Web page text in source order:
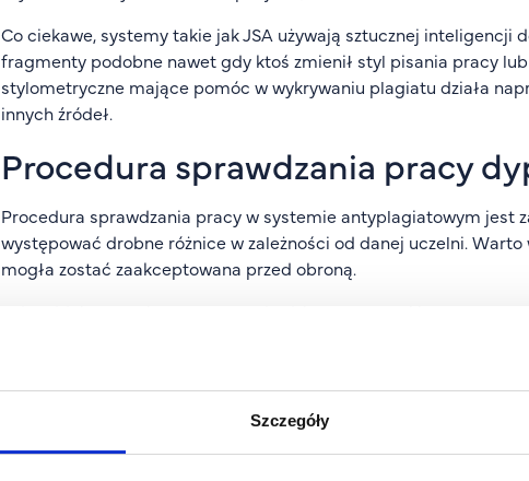
Szczegóły
Co ciekawe, systemy takie jak JSA używają sztucznej inteligencji
fragmenty podobne nawet gdy ktoś zmienił styl pisania pracy
stylometryczne mające pomóc w wykrywaniu plagiatu działa
innych źródeł.
Procedura sprawdzania pracy
Procedura sprawdzania pracy w systemie antyplagiatowym jest
występować drobne różnice w zależności od danej uczelni.
mogła zostać zaakceptowana przed obroną.
– Promotor lub pracownik uczelni wprowadza
– System analizuje tekst, porównując go z
– Po analizie powstaje raport pokazujący
Interpretacja wyników– Promotor lub komisja sprawdza, czy